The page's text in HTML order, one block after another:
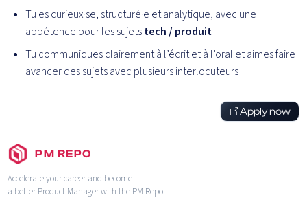
Tu es curieux·se, structuré·e et analytique, avec une
appétence pour les sujetstech / produit
Tu communiques clairement à l’écrit et à l’oral et aimes faire
avancer des sujets avec plusieurs interlocuteurs
Apply now
PM REPO
Accelerate your career and become
a better Product Manager with the PM Repo.